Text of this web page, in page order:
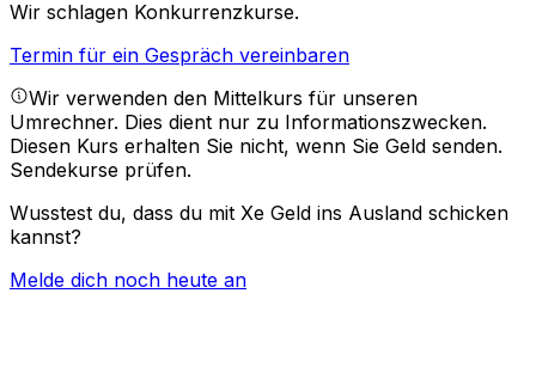
Wir schlagen Konkurrenzkurse.
Termin für ein Gespräch vereinbaren
Wir verwenden den Mittelkurs für unseren
Umrechner. Dies dient nur zu Informationszwecken.
Diesen Kurs erhalten Sie nicht, wenn Sie Geld senden.
Sendekurse prüfen.
Wusstest du, dass du mit Xe Geld ins Ausland schicken
kannst?
Melde dich noch heute an